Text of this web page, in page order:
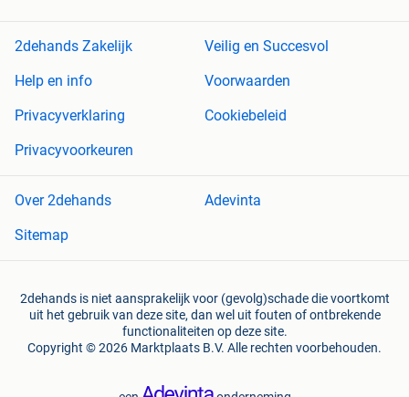
2dehands Zakelijk
Veilig en Succesvol
Help en info
Voorwaarden
Privacyverklaring
Cookiebeleid
Privacyvoorkeuren
Over 2dehands
Adevinta
Sitemap
2dehands is niet aansprakelijk voor (gevolg)schade die voortkomt
uit het gebruik van deze site, dan wel uit fouten of ontbrekende
functionaliteiten op deze site.
Copyright © 2026 Marktplaats B.V. Alle rechten voorbehouden.